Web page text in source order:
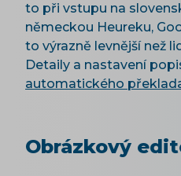
to při vstupu na
německou Heureku,
to výrazně levnější než
Detaily a nastavení
automatického
Obrázkový